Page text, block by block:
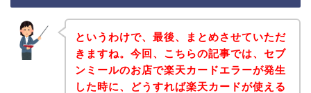
というわけで、最後、まとめさせていただ
きますね。今回、こちらの記事では、セブ
ンミールのお店で楽天カードエラーが発生
した時に、どうすれば楽天カードが使える